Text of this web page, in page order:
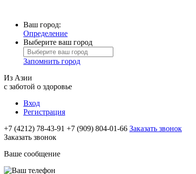
Ваш город:
Определение
Выберите ваш город
Запомнить город
Из Азии
с заботой о здоровье
Вход
Регистрация
+7 (4212) 78-43-91 +7 (909) 804-01-66 Заказать звонок
Заказать звонок
Ваше сообщение